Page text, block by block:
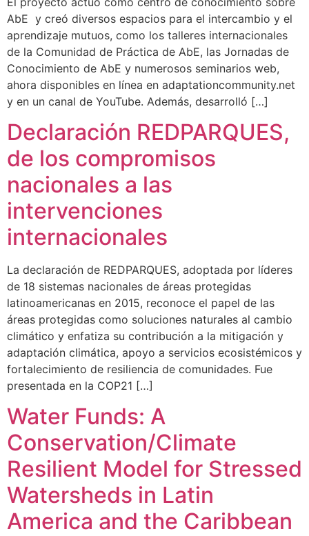
AbE y creó diversos espacios para el intercambio y el
aprendizaje mutuos, como los talleres internacionales
de la Comunidad de Práctica de AbE, las Jornadas de
Conocimiento de AbE y numerosos seminarios web,
ahora disponibles en línea en adaptationcommunity.net
y en un canal de YouTube. Además, desarrolló […]
Declaración REDPARQUES,
de los compromisos
nacionales a las
intervenciones
internacionales
La declaración de REDPARQUES, adoptada por líderes
de 18 sistemas nacionales de áreas protegidas
latinoamericanas en 2015, reconoce el papel de las
áreas protegidas como soluciones naturales al cambio
climático y enfatiza su contribución a la mitigación y
adaptación climática, apoyo a servicios ecosistémicos y
fortalecimiento de resiliencia de comunidades. Fue
presentada en la COP21 […]
Water Funds: A
Conservation/Climate
Resilient Model for Stressed
Watersheds in Latin
America and the Caribbean